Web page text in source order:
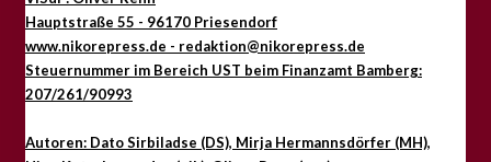
Hauptstraße 55 - 96170 Priesendorf
www.nikorepress.de - redaktion@nikorepress.de
Steuernummer im Bereich UST beim Finanzamt Bamberg:
207/261/90993
Autoren: Dato Sirbiladse (DS), Mirja Hermannsdörfer (MH),